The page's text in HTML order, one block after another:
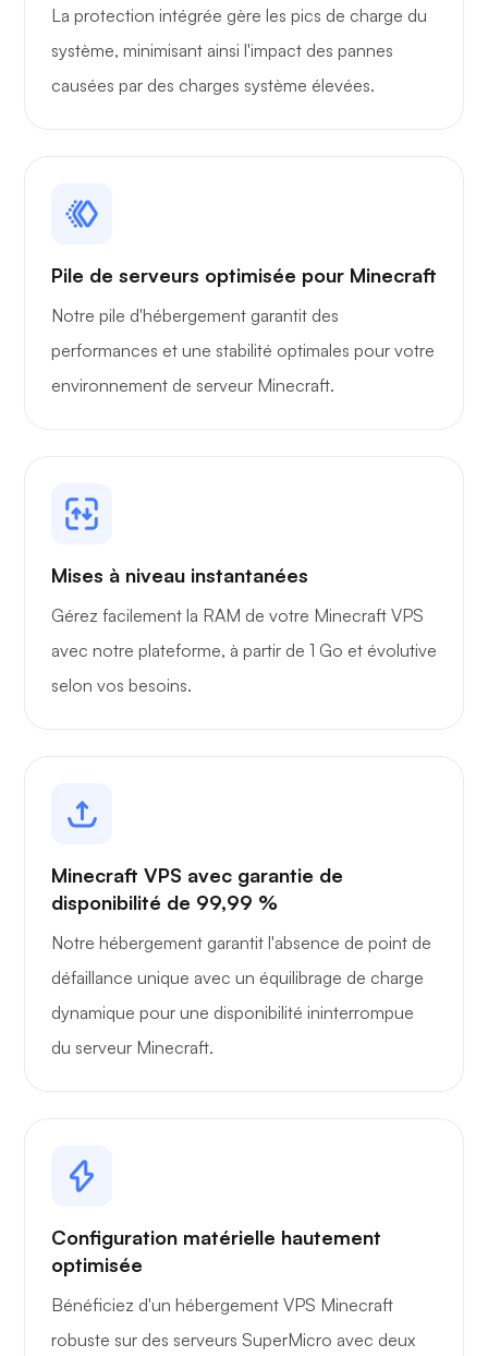
La protection intégrée gère les pics de charge du
système, minimisant ainsi l'impact des pannes
causées par des charges système élevées.
Pile de serveurs optimisée pour Minecraft
Notre pile d'hébergement garantit des
performances et une stabilité optimales pour votre
environnement de serveur Minecraft.
Mises à niveau instantanées
Gérez facilement la RAM de votre Minecraft VPS
avec notre plateforme, à partir de 1 Go et évolutive
selon vos besoins.
Minecraft VPS avec garantie de
disponibilité de 99,99 %
Notre hébergement garantit l'absence de point de
défaillance unique avec un équilibrage de charge
dynamique pour une disponibilité ininterrompue
du serveur Minecraft.
Configuration matérielle hautement
optimisée
Bénéficiez d'un hébergement VPS Minecraft
robuste sur des serveurs SuperMicro avec deux